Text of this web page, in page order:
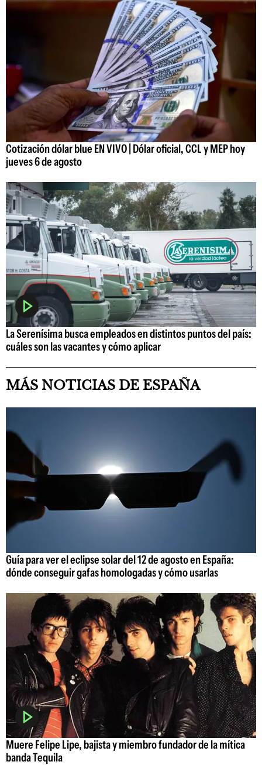
Cotización dólar blue EN VIVO | Dólar oficial, CCL y MEP hoy
jueves 6 de agosto
La Serenísima busca empleados en distintos puntos del país:
cuáles son las vacantes y cómo aplicar
MÁS NOTICIAS DE ESPAÑA
Guía para ver el eclipse solar del 12 de agosto en España:
dónde conseguir gafas homologadas y cómo usarlas
Muere Felipe Lipe, bajista y miembro fundador de la mítica
banda Tequila